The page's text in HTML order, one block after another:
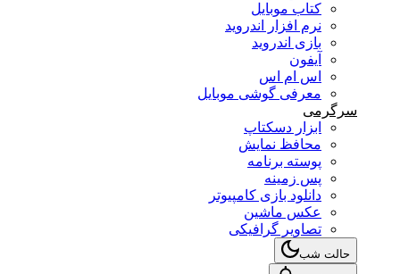
کتاب موبایل
نرم افزار اندروید
بازی اندروید
آیفون
اس ام اس
معرفی گوشی موبایل
سرگرمی
ابزار دسکتاپ
محافظ نمایش
پوسته برنامه
پس زمینه
دانلود بازی کامپیوتر
عکس ماشین
تصاویر گرافیکی
حالت شب